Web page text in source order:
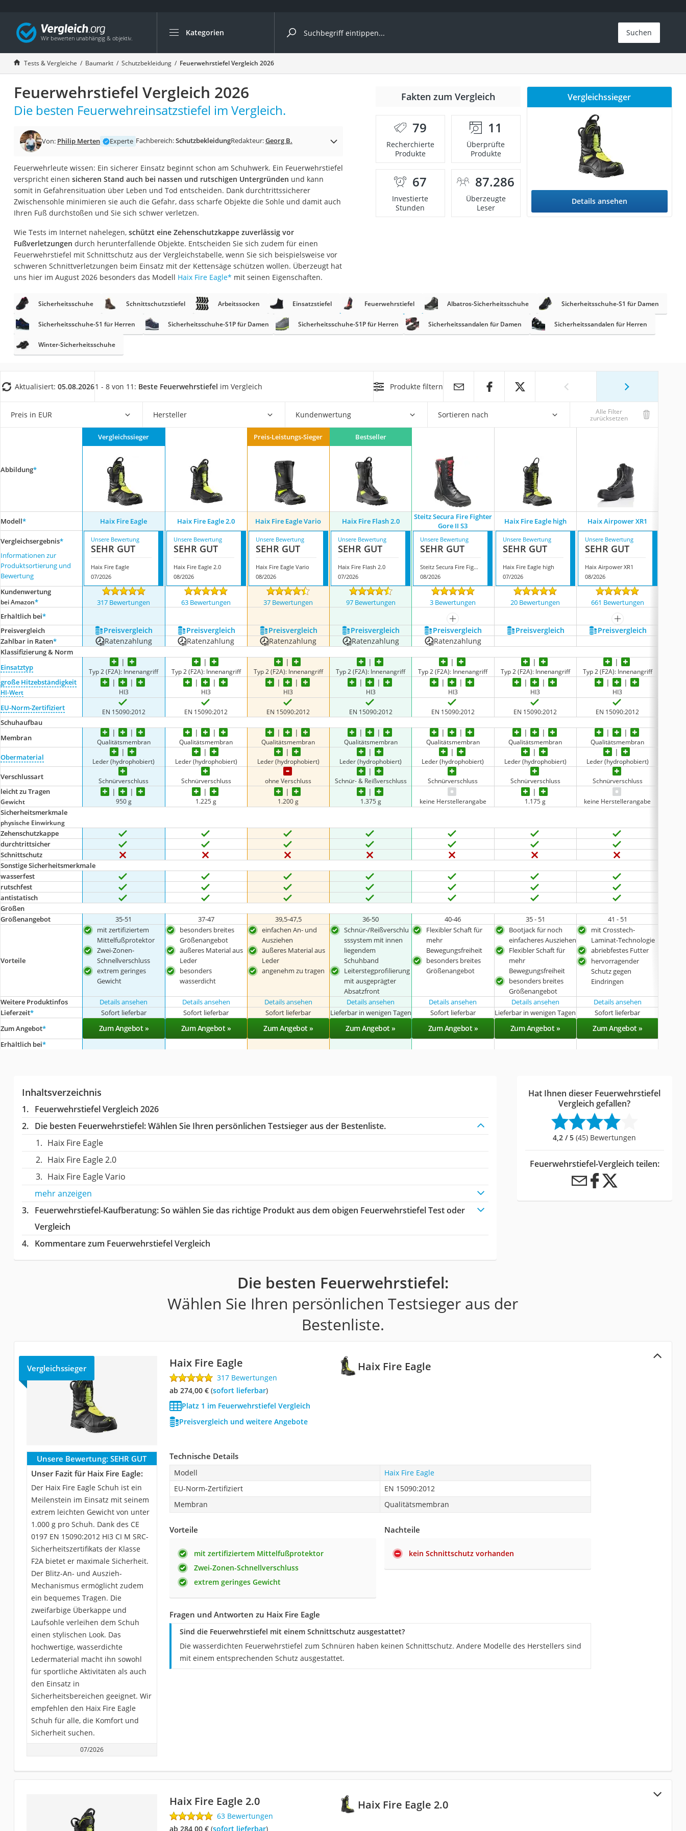
Kategorien
Die beliebtesten Vergleiche nach Kategorie
Baumarkt
Tresor feuerfest
Makita-Akku-Rasenmäher
Kappsäge
Akku-Rasentrimmer
Split-Klimaanlage 2 Innengeräte
Pelletofen
Bohrmaschine
Fliesenschneider
Hochdruckreiniger
Doppelschleifer
Überwachungskamera
Benzinrasenmäher mit Elektrostart
Löschdecke
Gasdurchlauferhitzer
Suchen
Tests & Vergleiche Baumarkt Schutzbekleidung Feuerwehrstiefel Vergleich 2026
Feuerwehrstiefel Vergleich 2026
Die besten Feuerwehreinsatzstiefel im Vergleich.
Von: Philip Merten Experte Fachbereich:SchutzbekleidungRedakteur:Georg B.
Feuerwehrleute wissen: Ein sicherer Einsatz beginnt schon am Schuhwerk. Ein Feuerwehrstiefel
verspricht einen sicheren Stand auch bei nassen und rutschigen Untergründen und kann
somit in Gefahrensituation über Leben und Tod entscheiden. Dank durchtrittssicherer
Zwischensohle minimieren sie auch die Gefahr, dass scharfe Objekte die Sohle und damit auch
Ihren Fuß durchstoßen und Sie sich schwer verletzen.
Wie Tests im Internet nahelegen, schützt eine Zehenschutzkappe zuverlässig vor
Fußverletzungen durch herunterfallende Objekte. Entscheiden Sie sich zudem für einen
Feuerwehrstiefel mit Schnittschutz aus der Vergleichstabelle, wenn Sie sich beispielsweise vor
schweren Schnittverletzungen beim Einsatz mit der Kettensäge schützen wollen. Überzeugt hat
uns hier im August 2026 besonders das Modell Haix Fire Eagle* mit seinen Eigenschaften.
Fakten zum Vergleich
79
Recherchierte
Produkte
11
Überprüfte
Produkte
67
Investierte
Stunden
87.286
Überzeugte
Leser
Vergleichssieger
Details ansehen
Sicherheitsschuhe Schnittschutzstiefel Arbeitssocken Einsatzstiefel Feuerwehrstiefel Albatros-Sicherheitsschuhe Sicherheitsschuhe-S1 für Damen
Sicherheitsschuhe-S1 für Herren Sicherheitsschuhe-S1P für Damen Sicherheitsschuhe-S1P für Herren Sicherheitssandalen für Damen Sicherheitssandalen für Herren
Winter-Sicherheitsschuhe
Aktualisiert: 05.08.20261 - 8 von 11: Beste Feuerwehrstiefel im Vergleich Produkte filtern
Preis in EUR Hersteller Kundenwertung Sortieren nach Alle Filter
zurücksetzen
Abbildung*
Vergleichssieger Preis-Leistungs-Sieger Bestseller
Modell* Haix Fire Eagle Haix Fire Eagle 2.0 Haix Fire Eagle Vario Haix Fire Flash 2.0
Steitz Secura Fire Fighter
Gore II S3
Haix Fire Eagle high Haix Airpower XR1
Vergleichsergebnis*
Informationen zur
Produktsortierung und
Bewertung
Unsere Bewertung
SEHR GUT
Haix Fire Eagle
07/2026
Unsere Bewertung
SEHR GUT
Haix Fire Eagle 2.0
08/2026
Unsere Bewertung
SEHR GUT
Haix Fire Eagle Vario
08/2026
Unsere Bewertung
SEHR GUT
Haix Fire Flash 2.0
07/2026
Unsere Bewertung
SEHR GUT
Steitz Secura Fire Fighter Gore II S3
08/2026
Unsere Bewertung
SEHR GUT
Haix Fire Eagle high
07/2026
Unsere Bewertung
SEHR GUT
Haix Airpower XR1
08/2026
Kundenwertung
bei Amazon* 317 Bewertungen 63 Bewertungen 37 Bewertungen 97 Bewertungen 3 Bewertungen 20 Bewertungen 661 Bewertungen
Erhältlich bei*
mehr anzeigen
mehr anzeigen
Preis­vergleich
Preis­vergleich Preis­vergleich Preis­vergleich Preis­vergleich Preis­vergleich Preis­vergleich Preis­vergleich
Zahlbar in Raten* Ratenzahlung Ratenzahlung Ratenzahlung Ratenzahlung Ratenzahlung
Klassifizierung & Norm
Einsatztyp
Typ 2 (F2A): Innenangriff Typ 2 (F2A): Innenangriff Typ 2 (F2A): Innenangriff Typ 2 (F2A): Innenangriff Typ 2 (F2A): Innenangriff Typ 2 (F2A): Innenangriff Typ 2 (F2A): Innenangriff
große Hitzebständigkeit
HI-Wert HI3 HI3 HI3 HI3 HI3 HI3 HI3
EU-Norm-Zertifiziert EN 15090:2012 EN 15090:2012 EN 15090:2012 EN 15090:2012 EN 15090:2012 EN 15090:2012 EN 15090:2012
Schuhaufbau
Membran
Qualitätsmembran Qualitätsmembran Qualitätsmembran Qualitätsmembran Qualitätsmembran Qualitätsmembran Qualitätsmembran
Obermaterial Leder (hydrophobiert) Leder (hydrophobiert) Leder (hydrophobiert) Leder (hydrophobiert) Leder (hydrophobiert) Leder (hydrophobiert) Leder (hydrophobiert)
Verschlussart Schnürverschluss Schnürverschluss ohne Verschluss Schnür- & Reißverschluss Schnürverschluss Schnürverschluss Schnürverschluss
leicht zu Tragen
Gewicht 950 g 1.225 g 1.200 g 1.375 g keine Herstellerangabe 1.175 g keine Herstellerangabe
Sicherheitsmerkmale
physische Einwirkung
Zehenschutzkappe
durchtrittsicher
Schnittschutz
Sonstige Sicherheitsmerkmale
wasserfest
rutschfest
antistatisch
Größen
Größenangebot
35-51 37-47 39,5-47,5 36-50 40-46 35 - 51 41 - 51
Vorteile
mit zertifiziertem
Mittelfußprotektor
Zwei-Zonen-
Schnellverschluss
extrem geringes
Gewicht
besonders breites
Größenangebot
äußeres Material aus
Leder
besonders
wasserdicht
einfachen An- und
Ausziehen
äußeres Material aus
Leder
angenehm zu tragen
Schnür-/Reißverschlu
sssystem mit innen
liegendem
Schuhband
Leiterstegprofilierung
mit ausgeprägter
Absatzfront
Flexibler Schaft für
mehr
Bewegungsfreiheit
besonders breites
Größenangebot
Bootjack für noch
einfacheres Ausziehen
Flexibler Schaft für
mehr
Bewegungsfreiheit
besonders breites
Größenangebot
mit Crosstech-
Laminat-Technologie
abriebfestes Futter
hervorragender
Schutz gegen
Eindringen
Weitere Produktinfos
Details ansehen Details ansehen Details ansehen Details ansehen Details ansehen Details ansehen Details ansehen
Lieferzeit* Sofort lieferbar Sofort lieferbar Sofort lieferbar Lieferbar in wenigen Tagen Sofort lieferbar Lieferbar in wenigen Tagen Sofort lieferbar
Zum Angebot* Zum Angebot » Zum Angebot » Zum Angebot » Zum Angebot » Zum Angebot » Zum Angebot » Zum Angebot »
Erhältlich bei*
Inhaltsverzeichnis
Feuerwehrstiefel Vergleich 2026
Die besten Feuerwehrstiefel:Wählen Sie Ihren persönlichen Testsieger aus der Bestenliste.
Haix Fire Eagle
Haix Fire Eagle 2.0
Haix Fire Eagle Vario
mehr anzeigen
Feuerwehrstiefel-Kaufberatung: So wählen Sie das richtige Produkt aus dem obigen Feuerwehrstiefel Test oder
Vergleich
Kommentare zum Feuerwehrstiefel Vergleich
Hat Ihnen dieser Feuerwehrstiefel
Vergleich gefallen?
4,2 / 5 (45) Bewertungen
Feuerwehrstiefel-Vergleich teilen:
Die besten Feuerwehrstiefel:
Wählen Sie Ihren persönlichen Testsieger aus der
Bestenliste.
Haix Fire Eagle
Vergleichssieger Haix Fire Eagle
317 Bewertungen
ab 274,00 €( Sofort lieferbar)
Platz 1 im Feuerwehrstiefel Vergleich
Preisvergleich und weitere Angebote
Unsere Bewertung: SEHR GUT
Unser Fazit für Haix Fire Eagle:
Der Haix Fire Eagle Schuh ist ein
Meilenstein im Einsatz mit seinem
extrem leichten Gewicht von unter
1.000 g pro Schuh. Dank des CE
0197 EN 15090:2012 HI3 CI M SRC-
Sicherheitszertifikats der Klasse
F2A bietet er maximale Sicherheit.
Der Blitz-An- und Auszieh-
Mechanismus ermöglicht zudem
ein bequemes Tragen. Die
zweifarbige Überkappe und
Laufsohle verleihen dem Schuh
einen stylischen Look. Das
hochwertige, wasserdichte
Ledermaterial macht ihn sowohl
für sportliche Aktivitäten als auch
den Einsatz in
Sicherheitsbereichen geeignet. Wir
empfehlen den Haix Fire Eagle
Schuh für alle, die Komfort und
Sicherheit suchen.
07/2026
Technische Details
Modell
Haix Fire Eagle
EU-Norm-Zertifiziert
EN 15090:2012
Membran
Qualitätsmembran
Vorteile
mit zertifiziertem Mittelfußprotektor
Zwei-Zonen-Schnellverschluss
extrem geringes Gewicht
Nachteile
kein Schnittschutz vorhanden
Fragen und Antworten zu Haix Fire Eagle
Sind die Feuerwehrstiefel mit einem Schnittschutz ausgestattet?
Die wasserdichten Feuerwehrstiefel zum Schnüren haben keinen Schnittschutz. Andere Modelle des Herstellers sind
mit einem entsprechenden Schutz ausgestattet.
Haix Fire Eagle 2.0
Haix Fire Eagle 2.0
63 Bewertungen
ab 284,00 €( Sofort lieferbar)